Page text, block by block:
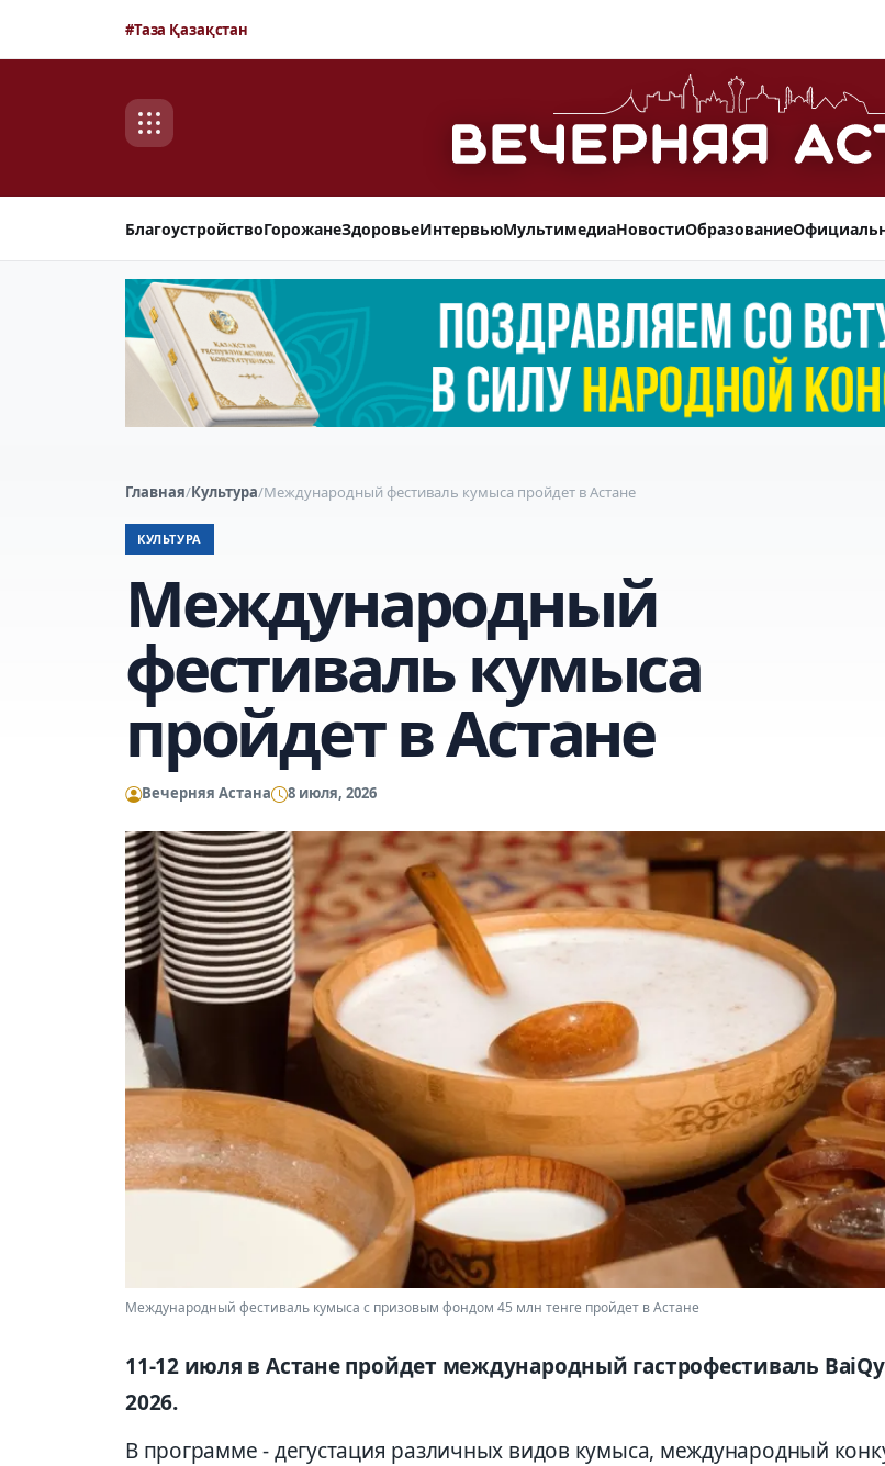
#Таза Қазақстан
БлагоустройствоГорожанеЗдоровьеИнтервьюМультимедиаНовостиОбразование
Главная/Культура/Международный фестиваль кумыса пройдет в Астане
КУЛЬТУРА
Международный
фестиваль кумыса
пройдет в Астане
Вечерняя Астана 8 июля, 2026
Международный фестиваль кумыса с призовым фондом 45 млн тенге пройдет в Астане
11-12 июля в Астане пройдет международный гастрофестиваль
2026.
В программе - дегустация различных видов кумыса, международный